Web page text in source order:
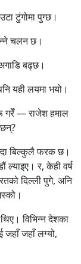
टुंगोमा पुग्छ।
चलन छ।
बढ्छ।
यही लयमा भयो।
गरेँ — राजेश हमाल
बिल्कुलै फरक छ।
ल्याइए। र, केही वर्ष
दिल्ली पुगे, अनि
विभिन्न देशका
जहाँ जहाँ लग्यो,